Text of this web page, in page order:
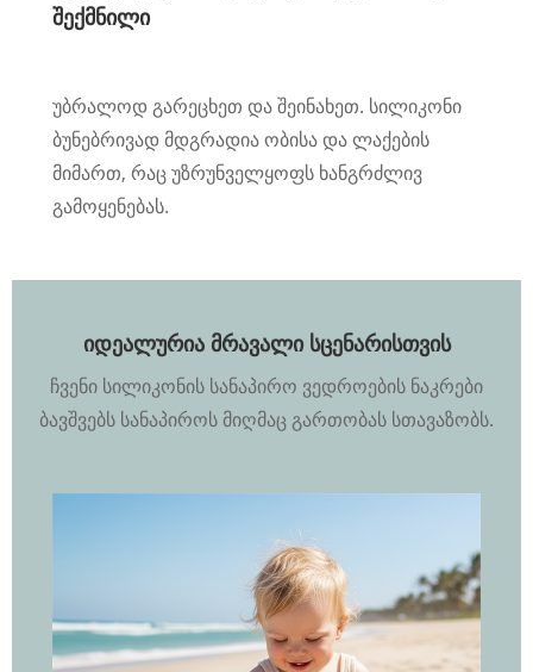
შექმნილი
უბრალოდ გარეცხეთ და შეინახეთ. სილიკონი
ბუნებრივად მდგრადია ობისა და ლაქების
მიმართ, რაც უზრუნველყოფს ხანგრძლივ
გამოყენებას.
იდეალურია მრავალი სცენარისთვის
ჩვენი სილიკონის სანაპირო ვედროების ნაკრები
ბავშვებს სანაპიროს მიღმაც გართობას სთავაზობს.